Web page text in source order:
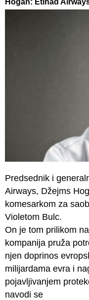
Hogan: Etihad
Predsednik i
Airways, Džejms
komesarkom za
Violetom Bulc.
On je tom prilikom
kompanija pruža
njen doprinos
milijardama evra i
pojavljivanjem
navodi se